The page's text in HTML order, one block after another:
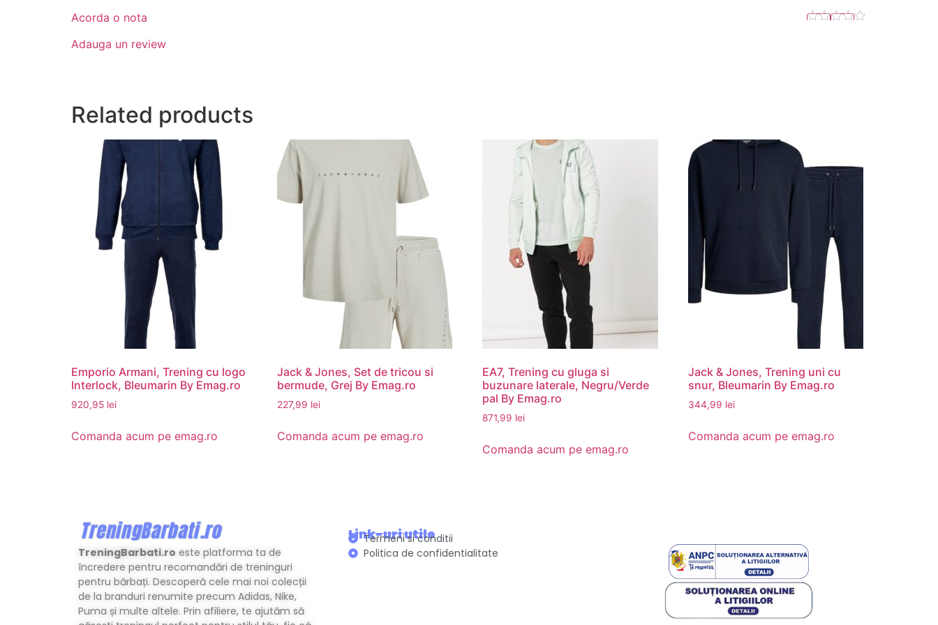
Acorda o nota
Adauga un review
Related products
Emporio Armani, Trening cu logo
Interlock, Bleumarin By Emag.ro
920,95 lei
Comanda acum pe emag.ro
Jack & Jones, Set de tricou si
bermude, Grej By Emag.ro
227,99 lei
Comanda acum pe emag.ro
EA7, Trening cu gluga si
buzunare laterale, Negru/Verde
pal By Emag.ro
871,99 lei
Comanda acum pe emag.ro
Jack & Jones, Trening uni cu
snur, Bleumarin By Emag.ro
344,99 lei
Comanda acum pe emag.ro
TreningBarbati.ro este platforma ta de
încredere pentru recomandări de treninguri
pentru bărbați. Descoperă cele mai noi colecții
de la branduri renumite precum Adidas, Nike,
Puma și multe altele. Prin afiliere, te ajutăm să
Link-uri utile
Termeni si conditii
Politica de confidentialitate